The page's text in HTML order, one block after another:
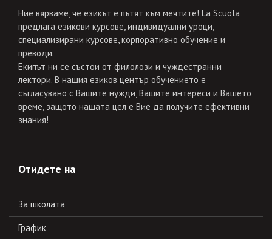
Ние вярваме, че езикът е пътят към мечтите! La Scuola
предлага езикови курсове, индивидуални уроци,
специализирани курсове, корпоративно обучение и
преводи.
Екипът ни се състои от филолози и чуждестранни
лектори. В нашия езиков център обучението е
съгласувано с Вашите нужди, Вашите интереси и Вашето
време, защото нашата цел е Вие да получите ефективни
знания!
Отидете на
За школата
График